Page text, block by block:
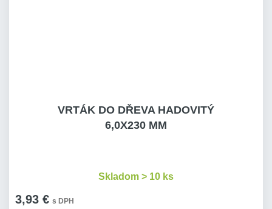
VRTÁK DO DŘEVA HADOVITÝ
6,0X230 MM
3,93 € s DPH
Skladom > 10 ks